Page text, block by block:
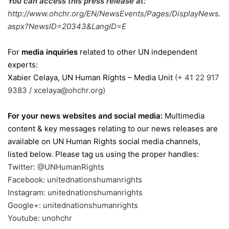
http://www.ohchr.org/EN/NewsEvents/Pages/DisplayNews.
aspx?NewsID=20343&LangID=E
For media inquiries related to other UN independent
experts:
Xabier Celaya, UN Human Rights – Media Unit (+ 41 22 917
9383 / xcelaya@ohchr.org)
For your news websites and social media: Multimedia
content & key messages relating to our news releases are
available on UN Human Rights social media channels,
listed below. Please tag us using the proper handles:
Twitter: @UNHumanRights
Facebook: unitednationshumanrights
Instagram: unitednationshumanrights
Google+: unitednationshumanrights
Youtube: unohchr